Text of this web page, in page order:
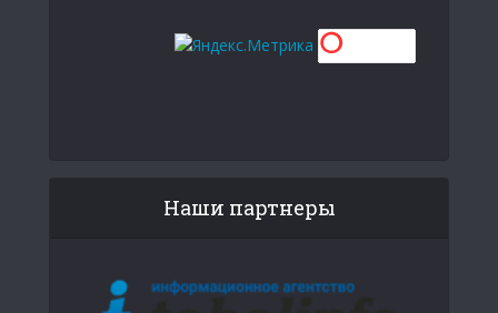
Наши партнеры